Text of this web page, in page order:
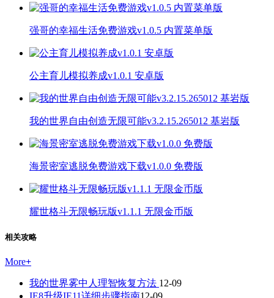
强哥的幸福生活免费游戏v1.0.5 内置菜单版
公主育儿模拟养成v1.0.1 安卓版
我的世界自由创造无限可能v3.2.15.265012 基岩版
海景密室逃脱免费游戏下载v1.0.0 免费版
耀世格斗无限畅玩版v1.1.1 无限金币版
相关攻略
More+
我的世界雾中人理智恢复方法 12-09